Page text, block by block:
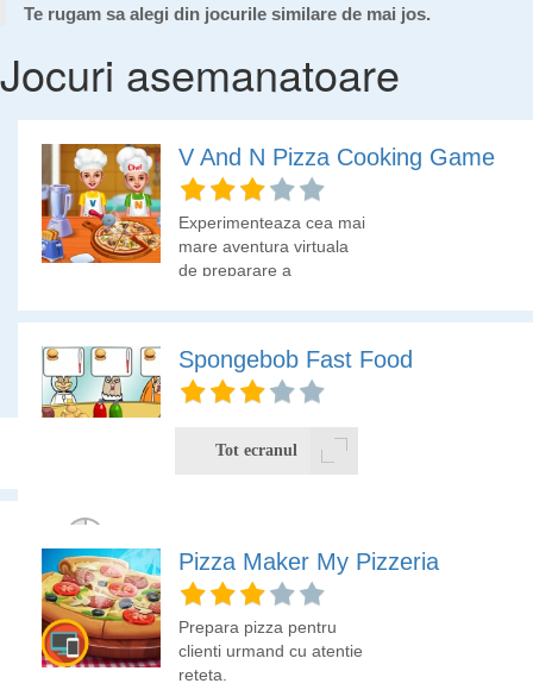
Te rugam sa alegi din jocurile similare de mai jos.
Jocuri asemanatoare
V And N Pizza Cooking Game
Experimenteaza cea mai
mare aventura virtuala
de preparare a
delicioase si stapaneste
arta coacerii. De la
elibereaza bucatarul din
Spongebob Fast Food
SpongeBob are un fast
food si trebuie sa
serveasca toti clientii cat
Pizza Maker My Pizzeria
Prepara pizza pentru
clienti urmand cu atentie
reteta.
Tot ecranul
INSTRUCTIUNI CARAMEL APPLE CUPCAKES
Foloseste mouse-ul si selecteaza de pe raft ingredientele din
lista pentru a le pune in cos. Foloseste mouse-ul pentru a